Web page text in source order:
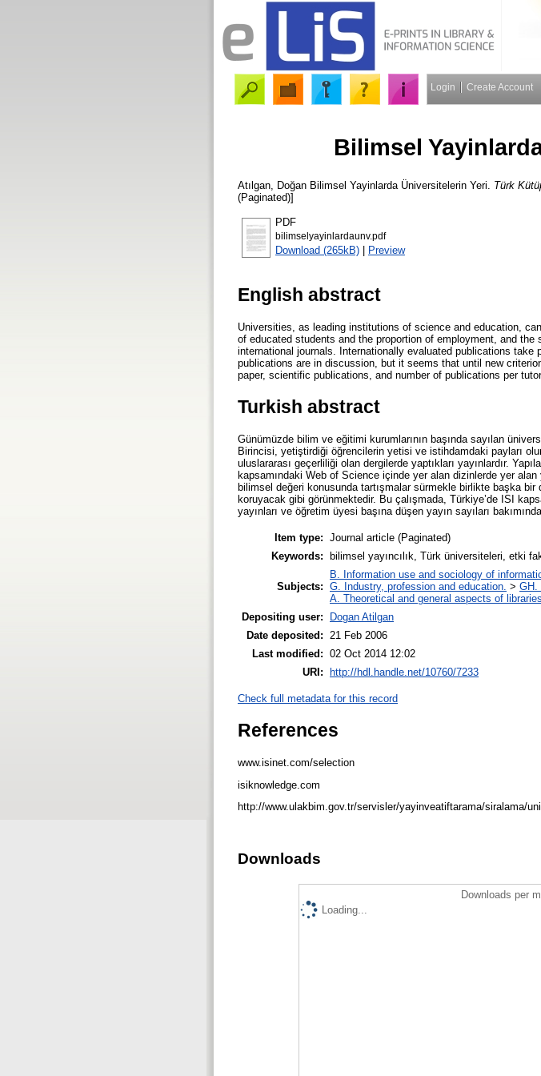
Login Create Account
Bilimsel
Atılgan, Doğan Bilimsel Yayinlarda Üniversitelerin Yeri. Türk
(Paginated)]
PDF
bilimselyayinlardaunv.pdf
Download (265kB) | Preview
English abstract
Universities, as leading institutions of science and education,
of educated students and the proportion of employment, and
international journals. Internationally evaluated publications
publications are in discussion, but it seems that until new
paper, scientific publications, and number of publications per
Turkish abstract
Günümüzde bilim ve eğitimi kurumlarının başında sayılan
Birincisi, yetiştirdiği öğrencilerin yetisi ve istihdamdaki payları
uluslararası geçerliliği olan dergilerde yaptıkları yayınlardır.
kapsamındaki Web of Science içinde yer alan dizinlerde yer alan
bilimsel değeri konusunda tartışmalar sürmekle birlikte başka
koruyacak gibi görünmektedir. Bu çalışmada, Türkiye’de ISI
yayınları ve öğretim üyesi başına düşen yayın sayıları
Item type: Journal article (Paginated)
Keywords:
bilimsel yayıncılık, Türk üniversiteleri, etki
Subjects:
B. Information use and sociology of
G. Industry, profession and education. > GH.
A. Theoretical and general aspects of
Depositing user:
Dogan Atilgan
Date deposited:
21 Feb 2006
Last modified: 02 Oct 2014 12:02
URI:
http://hdl.handle.net/10760/7233
Check full metadata for this record
References
www.isinet.com/selection
isiknowledge.com
http://www.ulakbim.gov.tr/servisler/yayinveatiftarama/siralama/
Downloads
Downloads per
Loading...